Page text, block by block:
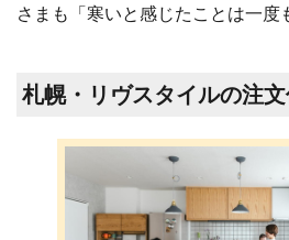
さまも「寒いと感じたことは一度
札幌・リヴスタイルの注